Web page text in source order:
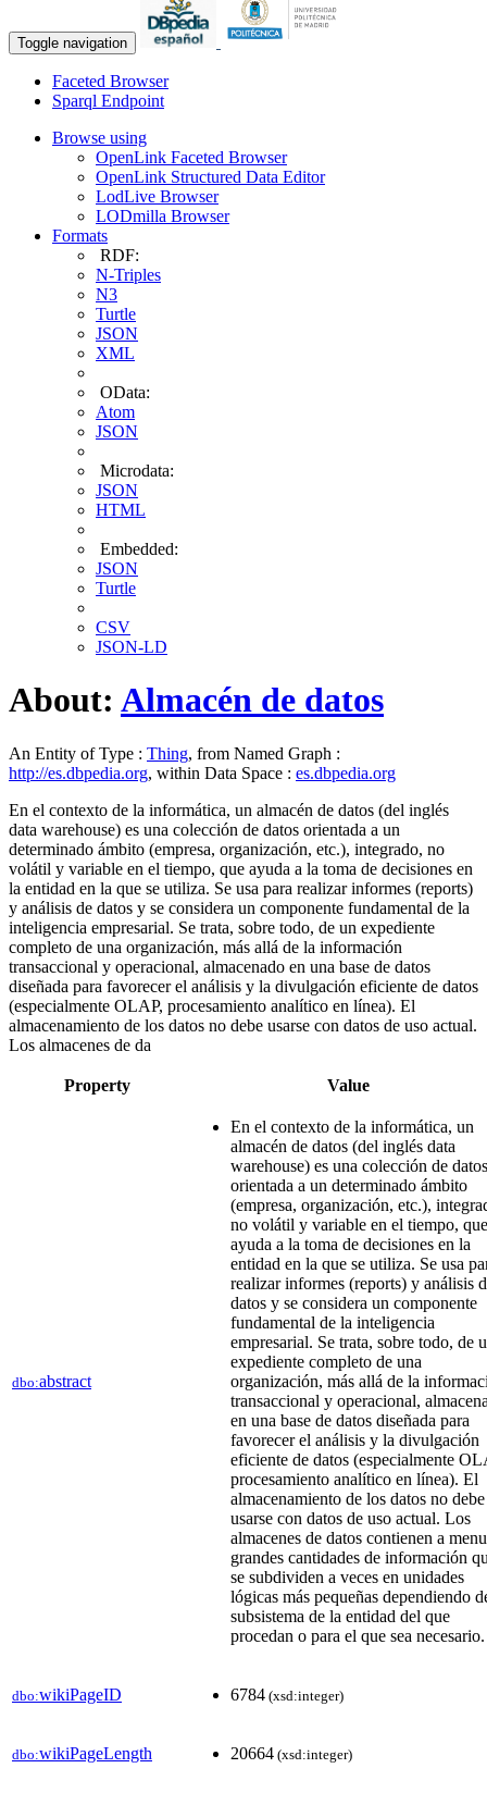
Toggle navigation
Faceted Browser
Sparql Endpoint
Browse using
OpenLink Faceted Browser
OpenLink Structured Data Editor
LodLive Browser
LODmilla Browser
Formats
RDF:
N-Triples
N3
Turtle
JSON
XML
OData:
Atom
JSON
Microdata:
JSON
HTML
Embedded:
JSON
Turtle
CSV
JSON-LD
About: Almacén de datos
An Entity of Type : Thing, from Named Graph :
http://es.dbpedia.org, within Data Space : es.dbpedia.org
En el contexto de la informática, un almacén de datos (del inglés
data warehouse) es una colección de datos orientada a un
determinado ámbito (empresa, organización, etc.), integrado, no
volátil y variable en el tiempo, que ayuda a la toma de decisiones en
la entidad en la que se utiliza. Se usa para realizar informes (reports)
y análisis de datos​ y se considera un componente fundamental de la
inteligencia empresarial.​ Se trata, sobre todo, de un expediente
completo de una organización, más allá de la información
transaccional y operacional, almacenado en una base de datos
diseñada para favorecer el análisis y la divulgación eficiente de datos
(especialmente OLAP, procesamiento analítico en línea). El
almacenamiento de los datos no debe usarse con datos de uso actual.
Los almacenes de da
Property Value
dbo:abstract
En el contexto de la informática, un
almacén de datos (del inglés data
warehouse) es una colección de datos
orientada a un determinado ámbito
(empresa, organización, etc.),
no volátil y variable en el tiempo, que
ayuda a la toma de decisiones en la
entidad en la que se utiliza. Se usa
realizar informes (reports) y análisis
datos​ y se considera un componente
fundamental de la inteligencia
empresarial.​ Se trata, sobre todo, de
expediente completo de una
organización, más allá de la
transaccional y operacional,
en una base de datos diseñada para
favorecer el análisis y la divulgación
eficiente de datos (especialmente
procesamiento analítico en línea). El
almacenamiento de los datos no debe
usarse con datos de uso actual. Los
almacenes de datos contienen a
grandes cantidades de información
se subdividen a veces en unidades
lógicas más pequeñas dependiendo
subsistema de la entidad del que
procedan o para el que sea necesario.
dbo:wikiPageID 6784 (xsd:integer)
dbo:wikiPageLength 20664 (xsd:integer)